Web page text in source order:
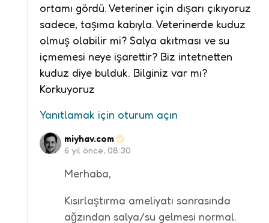
ortamı gördü. Veteriner için dışarı çıkıyoruz
sadece, taşıma kabıyla. Veterinerde kuduz
olmuş olabilir mi? Salya akıtması ve su
içmemesi neye işarettir? Biz intetnetten
kuduz diye bulduk. Bilginiz var mı?
Korkuyoruz
Yanıtlamak için oturum açın
miyhav.com
6 yıl önce, 08:30
Merhaba,
Kısırlaştırma ameliyatı sonrasında
ağzından salya/su gelmesi normal.